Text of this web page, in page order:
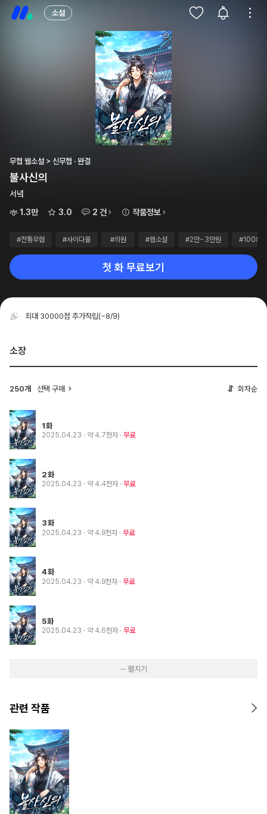
소설
무협 웹소설 > 신무협 · 완결
불사신의
서녘
1.3만
3.0 2 건 작품정보
#전통무협 #사이다물 #의원 #웹소설 #2만~3만원 #100화
첫 화 무료보기
최대 30000점 추가적립(~8/9)
소장
250개 선택 구매 회차순
1화
2025.04.23 · 약 4.7천자 무료
2화
2025.04.23 · 약 4.4천자 무료
3화
2025.04.23 · 약 4.9천자 무료
4화
2025.04.23 · 약 4.9천자 무료
5화
2025.04.23 · 약 4.6천자 무료
··· 펼치기
관련 작품